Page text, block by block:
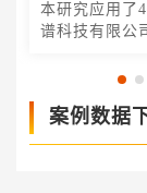
本研究应用了
谱科技有限公
通道。采集速
一种重要的水
中，刀额新
案例数据